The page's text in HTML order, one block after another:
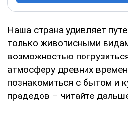
Наша страна удивляет
только живописными
возможностью
атмосферу древних
познакомиться с бытом и
прадедов – читайте